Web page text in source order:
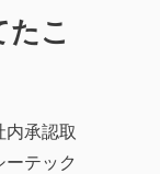
たこ
内承認取
ーテック